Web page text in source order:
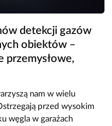
detekcji gazów
obiektów –
przemysłowe,
nam w wielu
przed wysokim
węgla w garażach